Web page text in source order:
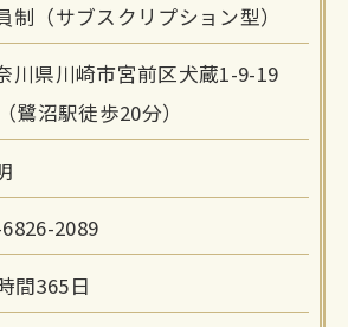
制（サブスクリプション型）
川県川崎市宮前区犬蔵1-9-19
鷺沼駅徒歩20分）
2089
間365日